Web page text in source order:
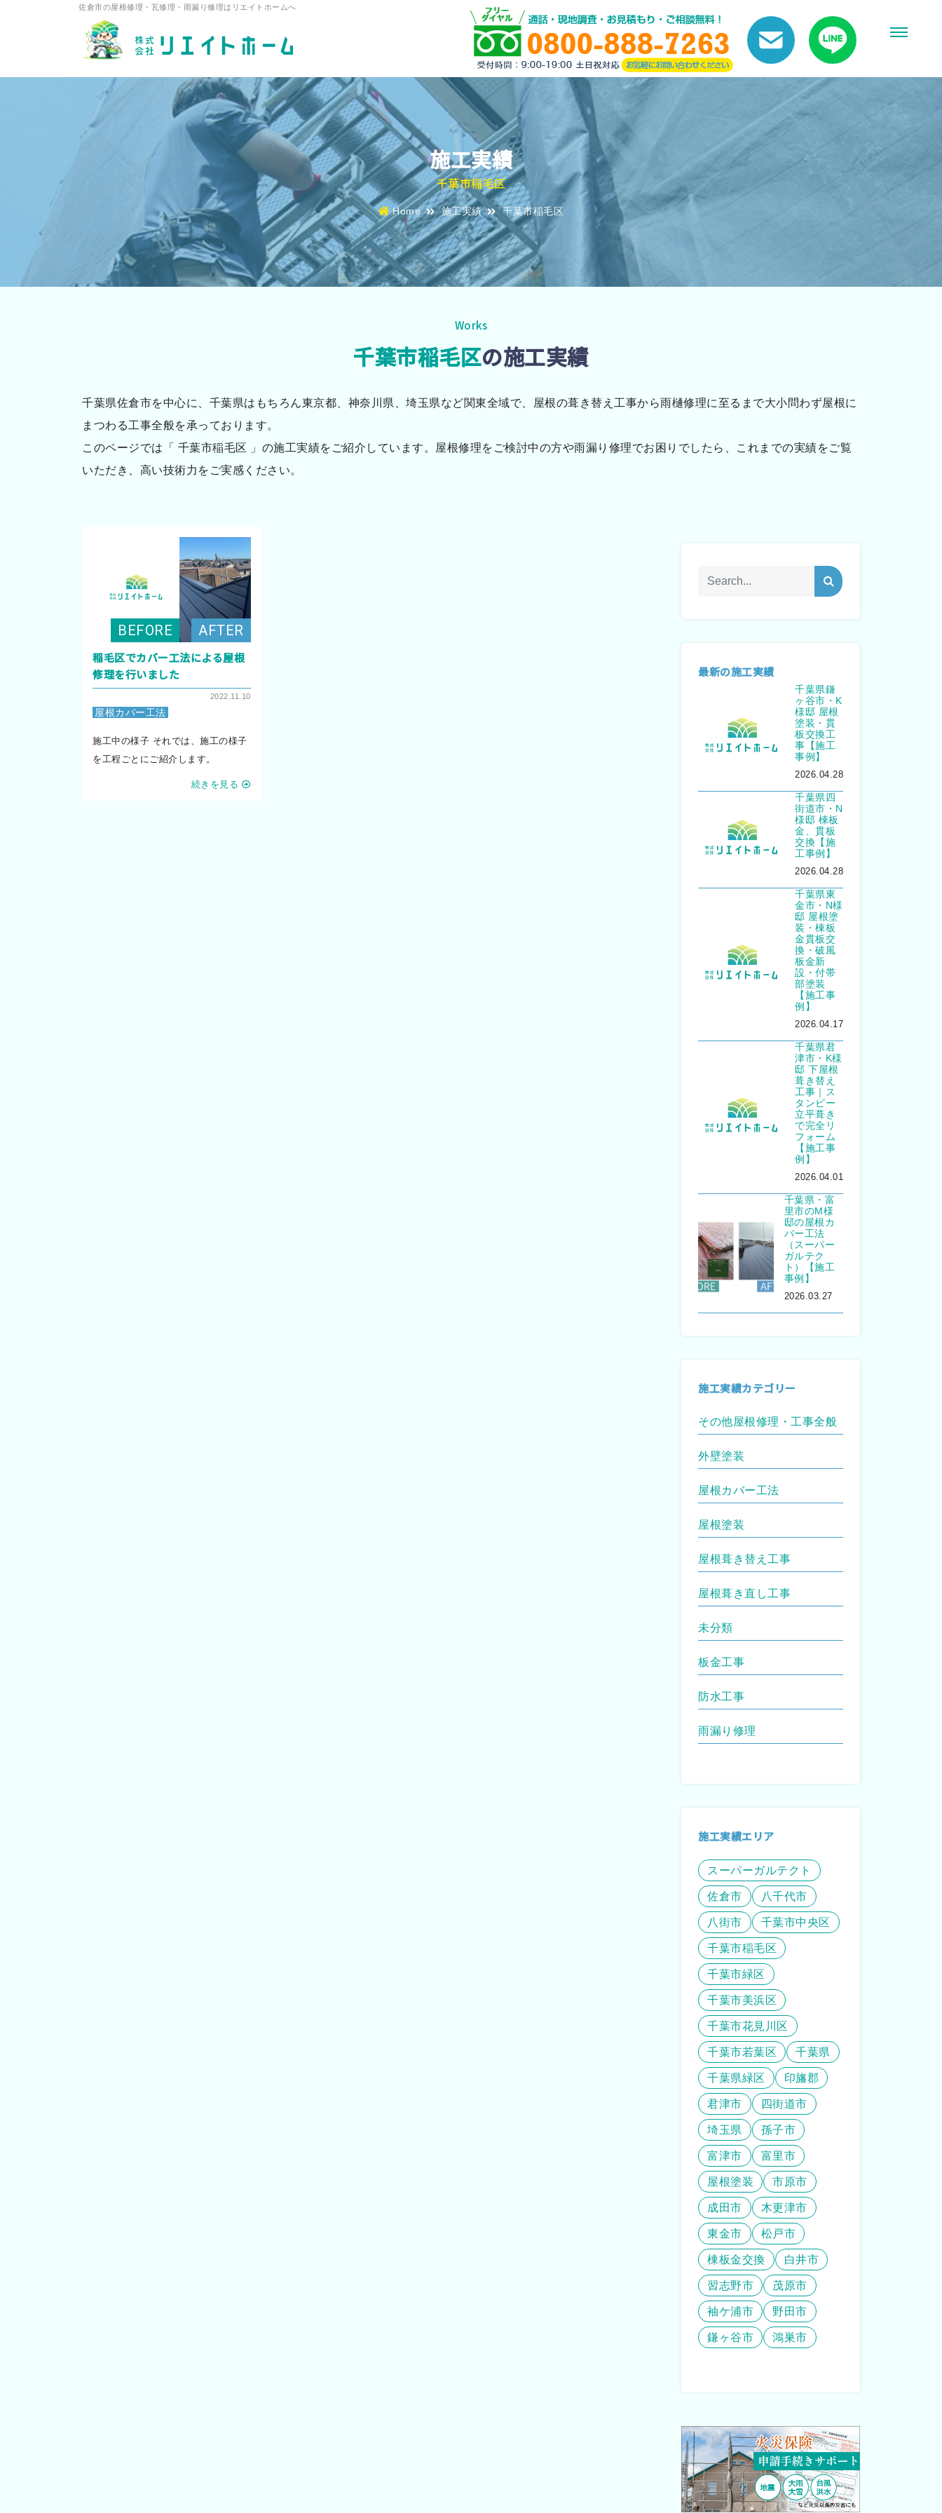
佐倉市の屋根修理・瓦修理・雨漏り修理はリエイトホームへ
施工実績
千葉市稲毛区
Home 施工実績 千葉市稲毛区
Works
千葉市稲毛区の施工実績
千葉県佐倉市を中心に、千葉県はもちろん東京都、神奈川県、埼玉県など関東全域で、屋根の葺き替え工事から雨樋修理に至るまで大小問わず屋根に
まつわる工事全般を承っております。
このページでは「 千葉市稲毛区 」の施工実績をご紹介しています。屋根修理をご検討中の方や雨漏り修理でお困りでしたら、これまでの実績をご覧
いただき、高い技術力をご実感ください。
稲毛区でカバー工法による屋根
修理を行いました
2022.11.10
屋根カバー工法
施工中の様子 それでは、施工の様子
を工程ごとにご紹介します。
続きを見る
最新の施工実績
千葉県鎌
ヶ谷市・K
様邸 屋根
塗装・貫
板交換工
事【施工
事例】
2026.04.28
千葉県四
街道市・N
様邸 棟板
金、貫板
交換【施
工事例】
2026.04.28
千葉県東
金市・N様
邸 屋根塗
装・棟板
金貫板交
換・破風
板金新
設・付帯
部塗装
【施工事
例】
2026.04.17
千葉県君
津市・K様
邸 下屋根
葺き替え
工事｜ス
タンビー
立平葺き
で完全リ
フォーム
【施工事
例】
2026.04.01
千葉県・富
里市のM様
邸の屋根カ
バー工法
（スーパー
ガルテク
ト）【施工
事例】
2026.03.27
施工実績カテゴリー
その他屋根修理・工事全般
外壁塗装
屋根カバー工法
屋根塗装
屋根葺き替え工事
屋根葺き直し工事
未分類
板金工事
防水工事
雨漏り修理
施工実績エリア
スーパーガルテクト
佐倉市 八千代市
八街市 千葉市中央区
千葉市稲毛区
千葉市緑区
千葉市美浜区
千葉市花見川区
千葉市若葉区 千葉県
千葉県緑区 印旛郡
君津市 四街道市
埼玉県 孫子市
富津市 富里市
屋根塗装 市原市
成田市 木更津市
東金市 松戸市
棟板金交換 白井市
習志野市 茂原市
袖ケ浦市 野田市
鎌ヶ谷市 鴻巣市